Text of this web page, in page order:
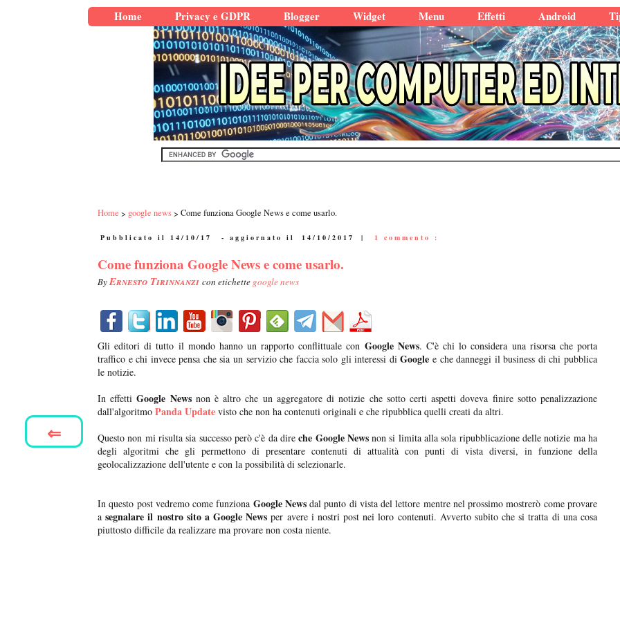
Home Privacy e GDPR Blogger Widget Menu Effetti Android
Home google news Come funziona Google News e come usarlo.
Pubblicato il 14/10/17 - aggiornato il 14/10/2017 | 1 commento :
Come funziona Google News e come usarlo.
ByErnesto Tirinnanzi con etichette google news
Gli editori di tutto il mondo hanno un rapporto conflittuale con Google News. C'è chi lo considera una risorsa che porta
traffico e chi invece pensa che sia un servizio che faccia solo gli interessi diGooglee che danneggi il business di chi pubblica
le notizie.
In effetti Google Newsnon è altro che un aggregatore di notizie che sotto certi aspetti doveva finire sotto penalizzazione
dall'algoritmo Panda Update visto che non ha contenuti originali e che ripubblica quelli creati da altri.
Questo non mi risulta sia successo però c'è da direche Google Newsnon si limita alla sola ripubblicazione delle notizie ma ha
degli algoritmi che gli permettono di presentare contenuti di attualità con punti di vista diversi, in funzione della
geolocalizzazione dell'utente e con la possibilità di selezionarle.
In questo post vedremo come funziona Google Newsdal punto di vista del lettore mentre nel prossimo mostrerò come provare
asegnalare il nostro sito a Google News per avere i nostri post nei loro contenuti. Avverto subito che si tratta di una cosa
piuttosto difficile da realizzare ma provare non costa niente.
⇐